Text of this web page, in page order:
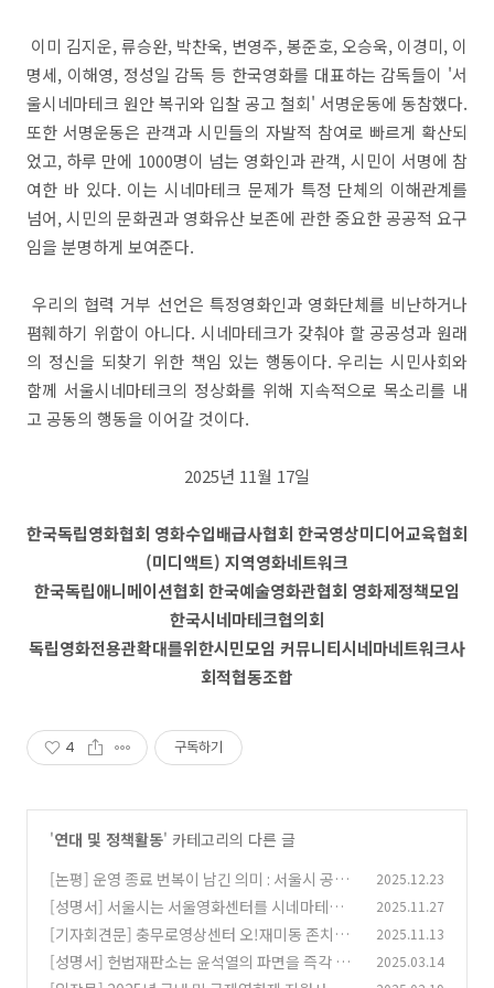
이미 김지운, 류승완, 박찬욱, 변영주, 봉준호, 오승욱, 이경미, 이
명세, 이해영, 정성일 감독 등 한국영화를 대표하는 감독들이 '서
울시네마테크 원안 복귀와 입찰 공고 철회' 서명운동에 동참했다.
또한 서명운동은 관객과 시민들의 자발적 참여로 빠르게 확산되
었고, 하루 만에 1000명이 넘는 영화인과 관객, 시민이 서명에 참
여한 바 있다. 이는 시네마테크 문제가 특정 단체의 이해관계를
넘어, 시민의 문화권과 영화유산 보존에 관한 중요한 공공적 요구
임을 분명하게 보여준다.
우리의 협력 거부 선언은 특정영화인과 영화단체를 비난하거나
폄훼하기 위함이 아니다. 시네마테크가 갖춰야 할 공공성과 원래
의 정신을 되찾기 위한 책임 있는 행동이다. 우리는 시민사회와
함께 서울시네마테크의 정상화를 위해 지속적으로 목소리를 내
고 공동의 행동을 이어갈 것이다.
2025년 11월 17일
한국독립영화협회 영화수입배급사협회 한국영상미디어교육협회
(미디액트) 지역영화네트워크
한국독립애니메이션협회 한국예술영화관협회 영화제정책모임
한국시네마테크협의회
독립영화전용관확대를위한시민모임 커뮤니티시네마네트워크사
회적협동조합
4 구독하기
'연대 및 정책활동' 카테고리의 다른 글
[논평] 운영 종료 번복이 남긴 의미 : 서울시 공공
시네마·미디어 문화정책을 다시 바라보다
(1)
2025.12.23
[성명서] 서울시는 서울영화센터를 시네마테크
본래 기능으로 복원해야 한다
(2)
2025.11.27
[기자회견문] 충무로영상센터 오!재미동 존치를
위한 시민모임 기자회견 (2)
2025.11.13
[성명서] 헌법재판소는 윤석열의 파면을 즉각 선
2025.03.14